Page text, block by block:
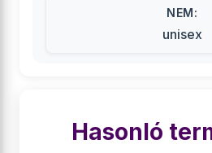
NEM:
unisex
Hasonló